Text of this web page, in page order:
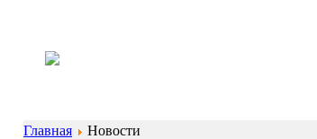
Главная
Новости